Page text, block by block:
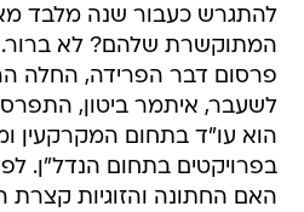
להתגרש כעבור שנה מלבד
המתוקשרת שלהם? לא
פרסום דבר הפרידה, החלה
לשעבר, איתמר ביטון,
הוא עו"ד בתחום המקרקעין
בפרויקטים בתחום הנדל"ן.
האם החתונה והזוגיות קצרת